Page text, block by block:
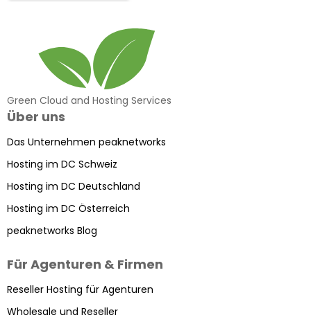
Green Cloud and Hosting Services
Über uns
Das Unternehmen peaknetworks
Hosting im DC Schweiz
Hosting im DC Deutschland
Hosting im DC Österreich
peaknetworks Blog
Für Agenturen & Firmen
Reseller Hosting für Agenturen
Wholesale und Reseller